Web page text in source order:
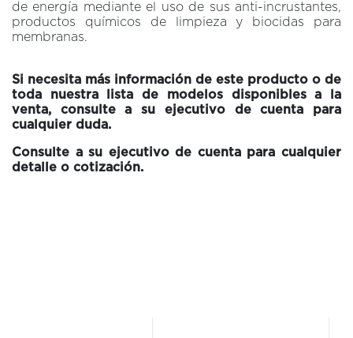
de energía mediante el uso de sus anti-incrustantes,
productos químicos de limpieza y biocidas para
membranas.
Si necesita más información de este producto o de
toda nuestra lista de modelos disponibles a la
venta, consulte a su ejecutivo de cuenta para
cualquier duda.
Consulte a su ejecutivo de cuenta para cualquier
detalle o cotización.